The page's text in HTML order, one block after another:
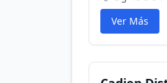
Ver Más